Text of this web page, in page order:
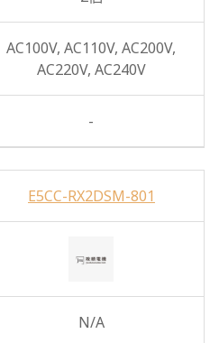
AC100V,AC110V,AC200V,
AC220V, AC240V
-
E5CC-RX2DSM-801
N/A